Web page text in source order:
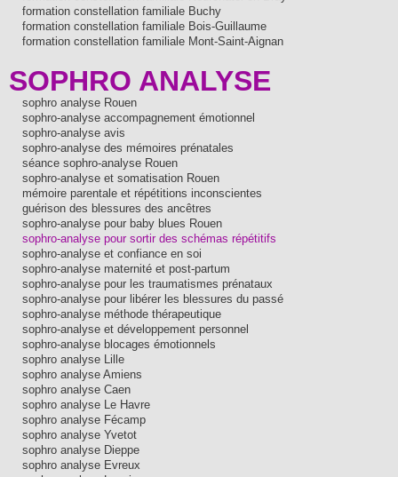
formation constellation familiale Buchy
formation constellation familiale Bois-Guillaume
formation constellation familiale Mont-Saint-Aignan
SOPHRO ANALYSE
sophro analyse Rouen
sophro-analyse accompagnement émotionnel
sophro-analyse avis
sophro-analyse des mémoires prénatales
séance sophro-analyse Rouen
sophro-analyse et somatisation Rouen
mémoire parentale et répétitions inconscientes
guérison des blessures des ancêtres
sophro-analyse pour baby blues Rouen
sophro-analyse pour sortir des schémas répétitifs
sophro-analyse et confiance en soi
sophro-analyse maternité et post-partum
sophro-analyse pour les traumatismes prénataux
sophro-analyse pour libérer les blessures du passé
sophro-analyse méthode thérapeutique
sophro-analyse et développement personnel
sophro-analyse blocages émotionnels
sophro analyse Lille
sophro analyse Amiens
sophro analyse Caen
sophro analyse Le Havre
sophro analyse Fécamp
sophro analyse Yvetot
sophro analyse Dieppe
sophro analyse Evreux